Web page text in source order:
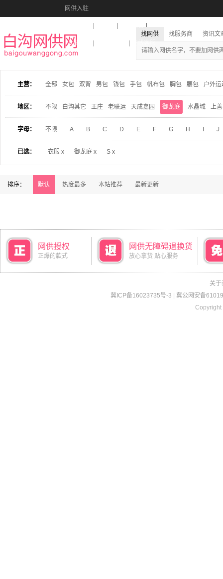
网供入驻
收藏本站
找网供 找服务商 资讯文
主营： 全部 女包 双背 男包 钱包 手包 帆布包 胸包 腰包 户外运
地区： 不限 白沟其它 王庄 老联运 天成嘉园 御龙庭 水晶域 上
字母： 不限 A B C D E F G H J
已选： 衣服 x 御龙庭 x S x
排序： 默认 热度最多 本站推荐 最新更新
网供授权
正爆的款式
网供无障碍退换货
放心拿货 贴心服务
关于
冀ICP备16023735号-3
冀公网安备